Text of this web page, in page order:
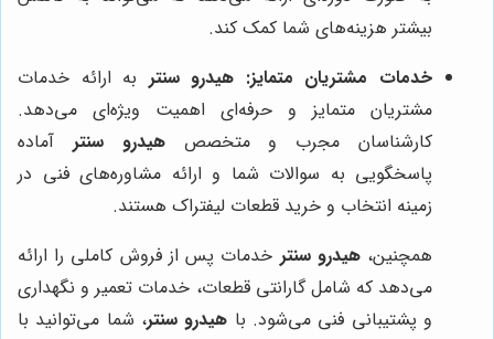
بیشتر هزینه‌های شما کمک کند.
خدمات مشتریان متمایز: هیدرو سنتر به ارائه خدمات
مشتریان متمایز و حرفه‌ای اهمیت ویژه‌ای می‌دهد.
کارشناسان مجرب و متخصصهیدرو سنتر آماده
پاسخگویی به سوالات شما و ارائه مشاوره‌های فنی در
زمینه انتخاب و خرید قطعات لیفتراک هستند.
همچنین،هیدرو سنتر خدمات پس از فروش کاملی را ارائه
می‌دهد که شامل گارانتی قطعات، خدمات تعمیر و نگهداری
و پشتیبانی فنی می‌شود. با هیدرو سنتر، شما می‌توانید با